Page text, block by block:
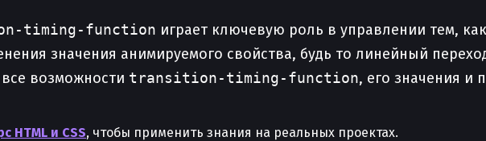
timing-function играет ключевую роль в управлении тем,
значения анимируемого свойства, будь то линейный
возможности transition-timing-function, его значения и
HTML и CSS, чтобы применить знания на реальных проектах.